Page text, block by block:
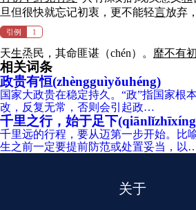
旦但很快就忘记初衷，更不能轻言放弃
引例 1
天生烝民，其命匪谌（chén）。 靡不有
相关词条
政贵有恒(zhèngguìyǒuhéng)
国家大政贵在稳定持久。“政”指国家根
改，反复无常，否则会引起政…
千里之行，始于足下
千里远的行程，要从迈第一步开始。比
生之前一定要提前防范或处置妥当，以
关于